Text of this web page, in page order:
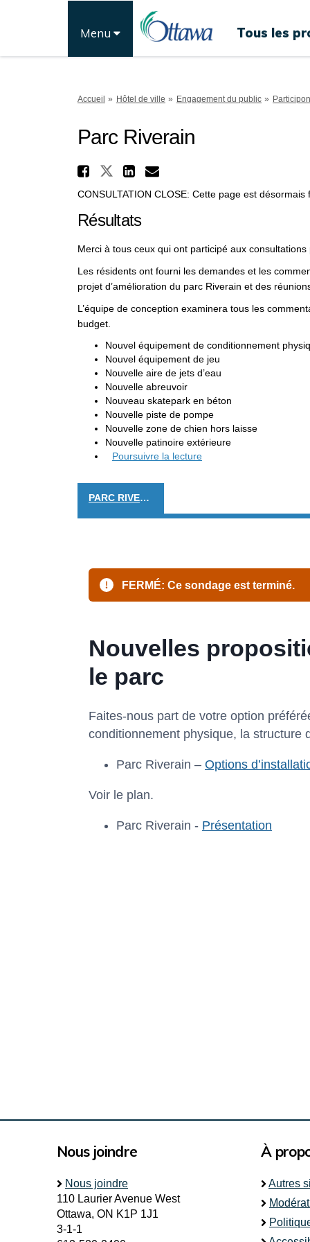
Menu Tous les
Vous êtes ici:
Accueil Hôtel de ville Engagement du public
Parc Riverain
Partager Parc Riverain
Partager Parc
Partager Parc
Courriel Parc
CONSULTATION CLOSE: Cette page est désormais
Résultats
Merci à tous ceux qui ont participé aux
Les résidents ont fourni les demandes et les
projet d’amélioration du parc Riverain et des
L’équipe de conception examinera tous les
budget.
Nouvel équipement de conditionnement
Nouvel équipement de jeu
Nouvelle aire de jets d’eau
Nouvelle abreuvoir
Nouveau skatepark en béton
Nouvelle piste de pompe
Nouvelle zone de chien hors laisse
Nouvelle patinoire extérieure
Poursuivre la lecture
PARC RIVERAIN
Nous joindre
Nous joindre
110 Laurier Avenue West
Ottawa, ON K1P 1J1
3-1-1
À
Autres